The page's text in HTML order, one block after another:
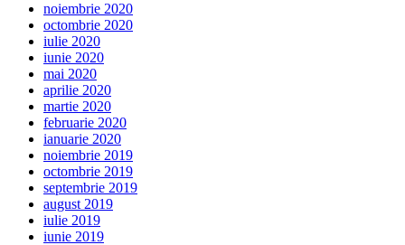
noiembrie 2020
octombrie 2020
iulie 2020
iunie 2020
mai 2020
aprilie 2020
martie 2020
februarie 2020
ianuarie 2020
noiembrie 2019
octombrie 2019
septembrie 2019
august 2019
iulie 2019
iunie 2019